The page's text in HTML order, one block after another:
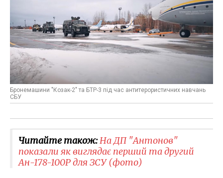
Бронемашини "Козак-2" та БТР-3 під час антитерористичних навчань
СБУ
Читайте також:На ДП "Антонов"
показали як виглядає перший та другий
Ан-178-100Р для ЗСУ (фото)